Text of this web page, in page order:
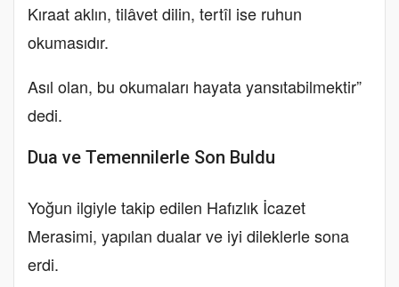
Kıraat aklın, tilâvet dilin, tertîl ise ruhun
okumasıdır.
Asıl olan, bu okumaları hayata yansıtabilmektir”
dedi.
Dua ve Temennilerle Son Buldu
Yoğun ilgiyle takip edilen Hafızlık İcazet
Merasimi, yapılan dualar ve iyi dileklerle sona
erdi.